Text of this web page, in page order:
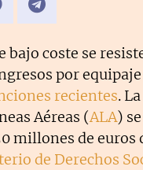
bajo coste se
por
recientes. La
Aéreas (ALA)
millones de euros
de Derechos